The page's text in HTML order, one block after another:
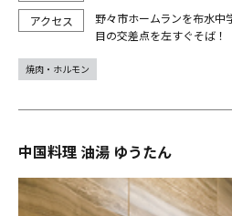
野々市ホームランを布水
目の交差点を左すぐそば！
焼肉・ホルモン
中国料理 油湯 ゆうたん